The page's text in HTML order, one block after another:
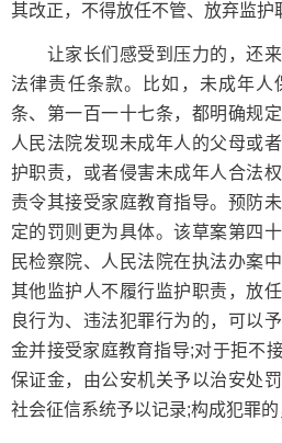
其改正，不得放任不管、放弃监护
让家长们感受到压力的，还来
法律责任条款。比如，未成年
条、第一百一十七条，都明确规
人民法院发现未成年人的父母或
护职责，或者侵害未成年人合法
责令其接受家庭教育指导。预防
定的罚则更为具体。该草案第四
民检察院、人民法院在执法办案
其他监护人不履行监护职责，放
良行为、违法犯罪行为的，可以
金并接受家庭教育指导;对于拒不
保证金，由公安机关予以治安处
社会征信系统予以记录;构成犯罪的